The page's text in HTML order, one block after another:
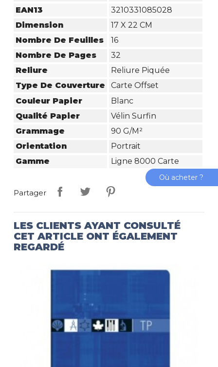
EAN13
3210331085028
Dimension
17 X 22 CM
Nombre De Feuilles
16
Nombre De Pages
32
Reliure
Reliure Piquée
Type De Couverture
Carte Offset
Couleur Papier
Blanc
Qualité Papier
Vélin Surfin
Grammage
90 G/m²
Orientation
Portrait
Gamme
Ligne 8000 Carte
Partager
LES CLIENTS AYANT CONSULTÉ
CET ARTICLE ONT ÉGALEMENT
REGARDÉ
Où acheter ?